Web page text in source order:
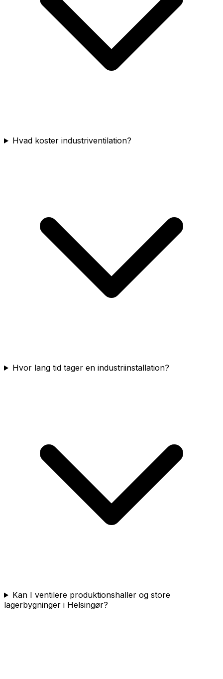
Hvad koster industriventilation?
Hvor lang tid tager en industriinstallation?
Kan I ventilere produktionshaller og store
lagerbygninger i Helsingør?